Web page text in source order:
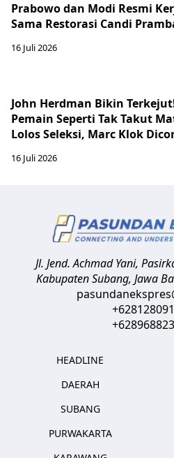
Prabowo dan Modi Resmi
Sama Restorasi Candi
16 Juli 2026
John Herdman Bikin
Pemain Seperti Tak Takut
Lolos Seleksi, Marc Klok
16 Juli 2026
Jl. Jend. Achmad Yani,
Kabupaten Subang, Jawa
HEADLINE
DAERAH
SUBANG
PURWAKARTA